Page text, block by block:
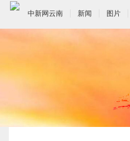
中新网云南 新闻 图片